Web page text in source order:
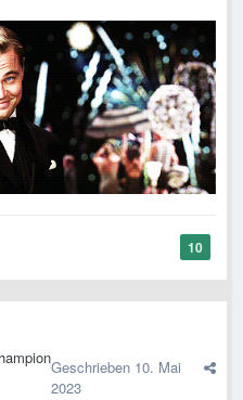
10
Geschrieben 10. Mai
2023